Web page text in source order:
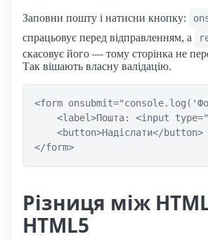
Заповни пошту і натисни кнопку:
спрацьовує перед відправленням, а
скасовує його — тому сторінка не
Так вішають власну валідацію.
<form
<label>Пошта: <input
    <button>Надіслати</button>
</form>
Різниця між
HTML5